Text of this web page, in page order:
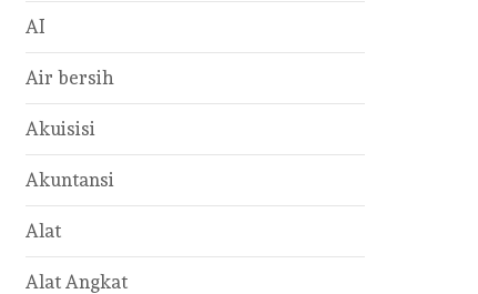
AI
Air bersih
Akuisisi
Akuntansi
Alat
Alat Angkat